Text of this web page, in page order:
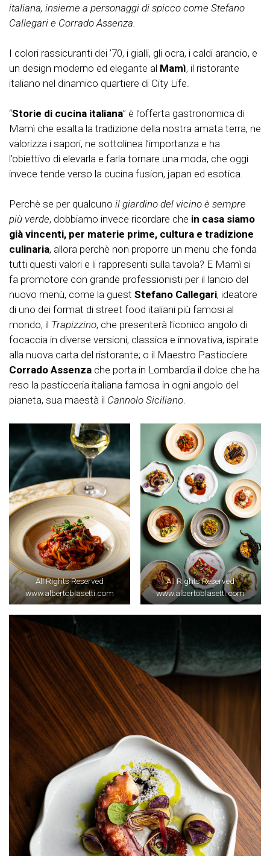
italiana, insieme a personaggi di spicco come Stefano
Callegari e Corrado Assenza.
I colori rassicuranti dei ’70, i gialli, gli ocra, i caldi arancio, e
un design moderno ed elegante al Mamì, il ristorante
italiano nel dinamico quartiere di City Life.
“Storie di cucina italiana” è l’offerta gastronomica di
Mamì che esalta la tradizione della nostra amata terra, ne
valorizza i sapori, ne sottolinea l’importanza e ha
l’obiettivo di elevarla e farla tornare una moda, che oggi
invece tende verso la cucina fusion, japan ed esotica.
Perchè se per qualcuno il giardino del vicino è sempre
più verde, dobbiamo invece ricordare che in casa siamo
già vincenti, per materie prime, cultura e tradizione
culinaria, allora perchè non proporre un menu che fonda
tutti questi valori e li rappresenti sulla tavola? E Mamì si
fa promotore con grande professionisti per il lancio del
nuovo menù, come la guest Stefano Callegari, ideatore
di uno dei format di street food italiani più famosi al
mondo, il Trapizzino, che presenterà l’iconico angolo di
focaccia in diverse versioni, classica e innovativa, ispirate
alla nuova carta del ristorante; o il Maestro Pasticciere
Corrado Assenza che porta in Lombardia il dolce che ha
reso la pasticceria italiana famosa in ogni angolo del
pianeta, sua maestà il Cannolo Siciliano.
All RIghts Reserved
www.albertoblasetti.com
All RIghts Reserved
www.albertoblasetti.com